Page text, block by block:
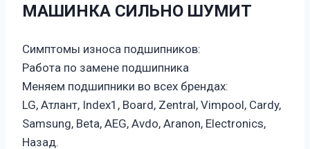
МАШИНКА СИЛЬНО ШУМИТ
Симптомы износа подшипников:
Работа по замене подшипника
Меняем подшипники во всех брендах:
LG, Атлант, Index1, Board, Zentral, Vimpool, Cardy,
Samsung, Beta, AEG, Avdo, Aranon, Electronics,
Назад.